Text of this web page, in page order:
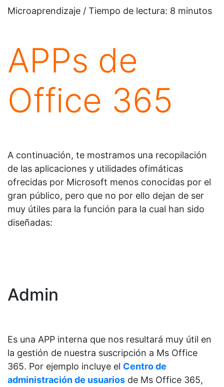
Microaprendizaje / Tiempo de lectura: 8 minutos
APPs de
Office 365
A continuación, te mostramos una recopilación
de las aplicaciones y utilidades ofimáticas
ofrecidas por Microsoft menos conocidas por el
gran público, pero que no por ello dejan de ser
muy útiles para la función para la cual han sido
diseñadas:
Admin
Es una APP interna que nos resultará muy útil en
la gestión de nuestra suscripción a Ms Office
365. Por ejemplo incluye el Centro de
administración de usuarios de Ms Office 365,